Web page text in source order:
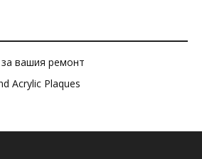
вашия ремонт
Acrylic Plaques